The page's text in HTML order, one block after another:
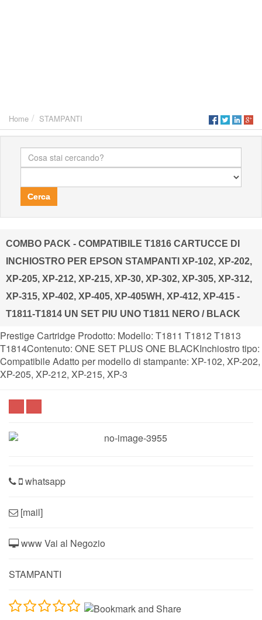
Home STAMPANTI
Cerca
COMBO PACK - COMPATIBILE T1816 CARTUCCE DI
INCHIOSTRO PER EPSON STAMPANTI XP-102, XP-202,
XP-205, XP-212, XP-215, XP-30, XP-302, XP-305, XP-312,
XP-315, XP-402, XP-405, XP-405WH, XP-412, XP-415 -
T1811-T1814 UN SET PIU UNO T1811 NERO / BLACK
Prestige Cartridge Prodotto: Modello: T1811 T1812 T1813
T1814Contenuto: ONE SET PLUS ONE BLACKInchiostro tipo:
Compatibile Adatto per modello di stampante: XP-102, XP-202,
XP-205, XP-212, XP-215, XP-3
whatsapp
[mail]
www Vai al Negozio
STAMPANTI